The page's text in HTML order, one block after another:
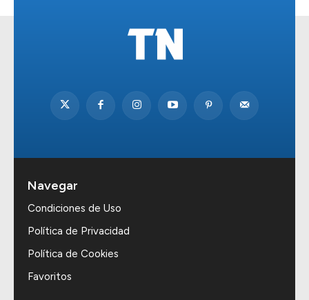
Navegar
Condiciones de Uso
Política de Privacidad
Política de Cookies
Favoritos